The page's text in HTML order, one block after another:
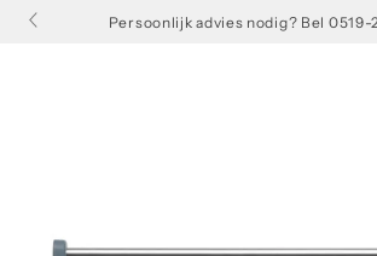
GA NAAR
INHOUD
Persoonlijk advies nodig? Bel 0519-